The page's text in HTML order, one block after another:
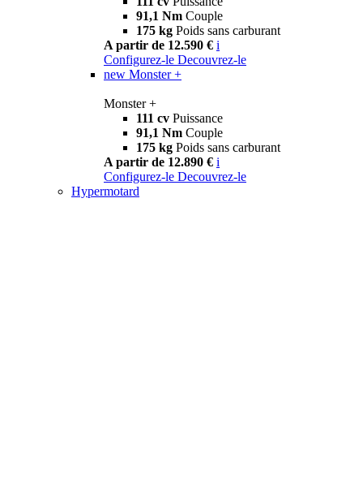
91,1 Nm Couple
175 kg Poids sans carburant
A partir de 12.590 € i
Configurez-le Decouvrez-le
new Monster +
Monster +
111 cv Puissance
91,1 Nm Couple
175 kg Poids sans carburant
A partir de 12.890 € i
Configurez-le Decouvrez-le
Hypermotard